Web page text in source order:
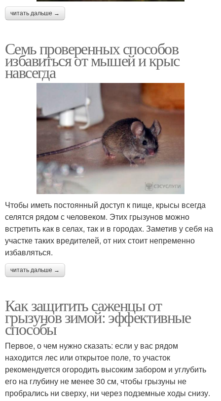
читать дальше →
Семь проверенных способов
избавиться от мышей и крыс
навсегда
Чтобы иметь постоянный доступ к пище, крысы всегда
селятся рядом с человеком. Этих грызунов можно
встретить как в селах, так и в городах. Заметив у себя на
участке таких вредителей, от них стоит непременно
избавляться.
читать дальше →
Как защитить саженцы от
грызунов зимой: эффективные
способы
Первое, о чем нужно сказать: если у вас рядом
находится лес или открытое поле, то участок
рекомендуется огородить высоким забором и углубить
его на глубину не менее 30 см, чтобы грызуны не
пробрались ни сверху, ни через подземные ходы снизу.